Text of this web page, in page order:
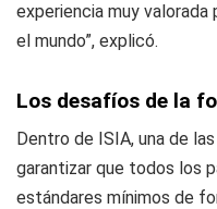
experiencia muy
el mundo”, explicó.
Los desafíos de la
Dentro de ISIA, una de
garantizar que todos los
estándares mínimos de